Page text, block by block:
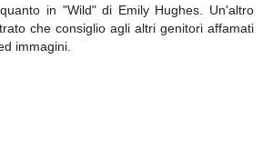
in "Wild" di Emily Hughes. Un'altro
che consiglio agli altri genitori affamati
immagini.